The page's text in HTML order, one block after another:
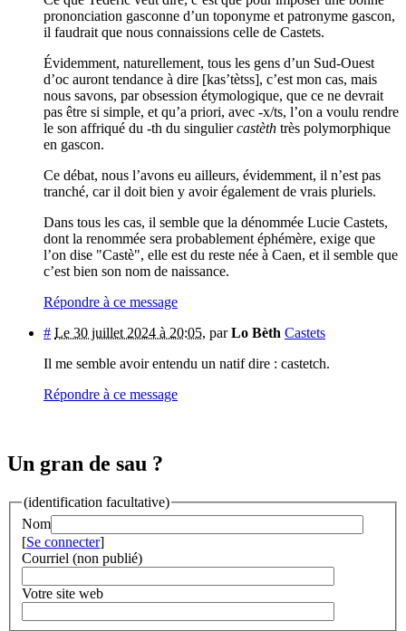
prononciation gasconne d’un toponyme et patronyme gascon,
il faudrait que nous connaissions celle de Castets.
Évidemment, naturellement, tous les gens d’un Sud-Ouest
d’oc auront tendance à dire [kas’tètss], c’est mon cas, mais
nous savons, par obsession étymologique, que ce ne devrait
pas être si simple, et qu’a priori, avec -x/ts, l’on a voulu rendre
le son affriqué du -th du singuliercastèth très polymorphique
en gascon.
Ce débat, nous l’avons eu ailleurs, évidemment, il n’est pas
tranché, car il doit bien y avoir également de vrais pluriels.
Dans tous les cas, il semble que la dénommée Lucie Castets,
dont la renommée sera probablement éphémère, exige que
l’on dise "Castè", elle est du reste née à Caen, et il semble que
c’est bien son nom de naissance.
Répondre à ce message
# Le 30 juillet 2024 à 20:05, parLo Bèth Castets
Il me semble avoir entendu un natif dire : castetch.
Répondre à ce message
Un gran de sau ?
(identification facultative)
Nom
[Se connecter]
Courriel (non publié)
Votre site web